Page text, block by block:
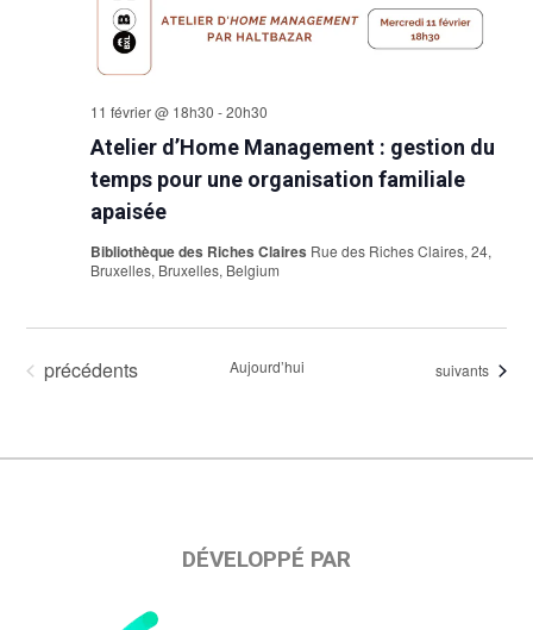
Atelier d’Home Management : gestion du
temps pour une organisation familiale
apaisée
11 février @ 18h30 -20h30
Bibliothèque des Riches Claires Rue des Riches Claires, 24,
Bruxelles, Bruxelles, Belgium
Évènements
précédents Aujourd’hui Évènements
suivants
DÉVELOPPÉ PAR